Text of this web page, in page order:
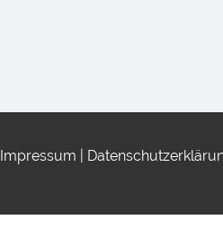
Impressum